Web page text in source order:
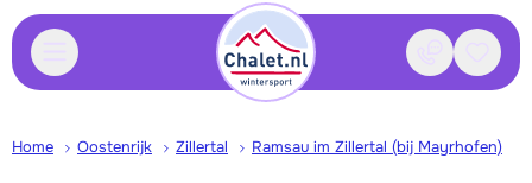
Contact
Home Oostenrijk Zillertal Ramsau im Zillertal (bij Mayrhofen)